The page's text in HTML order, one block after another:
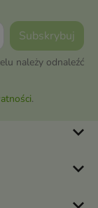
należy odnaleźć
.
keyboard_arrow_down
keyboard_arrow_down